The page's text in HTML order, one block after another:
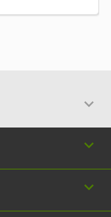


